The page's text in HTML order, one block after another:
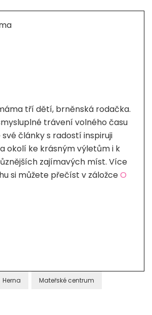
tří dětí, brněnská rodačka.
trávení volného času
své články s radostí inspiruji
okolí ke krásným výletům i k
zajímavých míst. Více
si můžete přečíst v záložceO
Herna Mateřské centrum